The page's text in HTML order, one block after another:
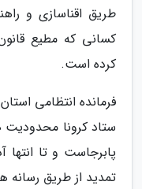
طریق اقناسازی و
کسانی که مطیع
کرده است.
فرمانده انتظامی
ستاد کرونا
پابرجاست و تا انتها
تمدید از طریق